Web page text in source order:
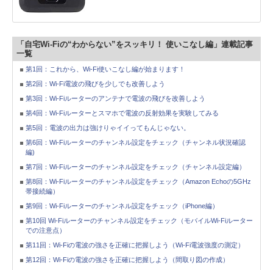
「自宅Wi-Fiの“わからない”をスッキリ！ 使いこなし編」連載記事
一覧
第1回：これから、Wi-Fi使いこなし編が始まります！
第2回：Wi-Fi電波の飛びを少しでも改善しよう
第3回：Wi-Fiルーターのアンテナで電波の飛びを改善しよう
第4回：Wi-Fiルーターとスマホで電波の反射効果を実験してみる
第5回：電波の出力は強けりゃイイってもんじゃない。
第6回：Wi-Fiルーターのチャンネル設定をチェック（チャンネル状況確認
編)
第7回：Wi-Fiルーターのチャンネル設定をチェック（チャンネル設定編）
第8回：Wi-Fiルーターのチャンネル設定をチェック（Amazon Echoの5GHz
帯接続編）
第9回：Wi-Fiルーターのチャンネル設定をチェック（iPhone編）
第10回 Wi-Fiルーターのチャンネル設定をチェック（モバイルWi-Fiルーター
での注意点）
第11回：Wi-Fiの電波の強さを正確に把握しよう（Wi-Fi電波強度の測定）
第12回：Wi-Fiの電波の強さを正確に把握しよう（間取り図の作成）